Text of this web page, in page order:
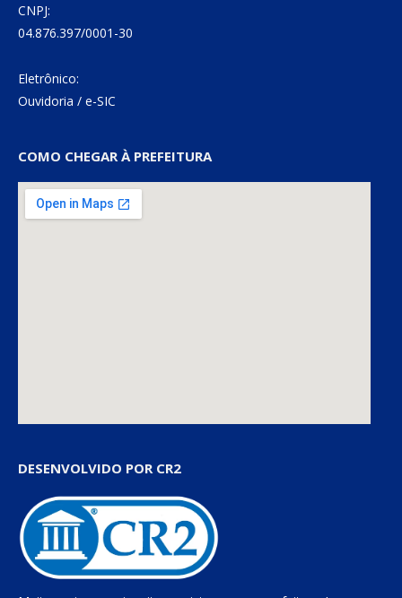
CNPJ:
04.876.397/0001-30
Eletrônico:
Ouvidoria / e-SIC
COMO CHEGAR À PREFEITURA
DESENVOLVIDO POR CR2